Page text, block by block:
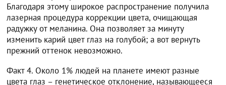
Благодаря этому широкое распространение получила
лазерная процедура коррекции цвета, очищающая
радужку от меланина. Она позволяет за минуту
изменить карий цвет глаз на голубой; а вот вернуть
прежний оттенок невозможно.
Факт 4. Около 1% людей на планете имеют разные
цвета глаз – генетическое отклонение, называющееся